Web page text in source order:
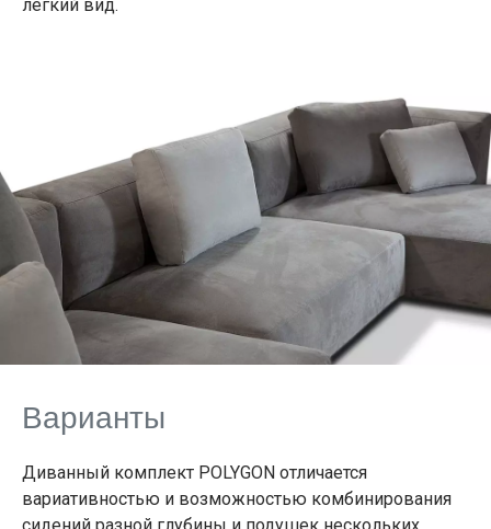
легкий вид.
Варианты
Диванный комплект POLYGON отличается
вариативностью и возможностью комбинирования
сидений разной глубины и подушек нескольких